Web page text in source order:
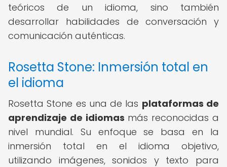
teóricos de un idioma, sino también
desarrollar habilidades de conversación y
comunicación auténticas.
Rosetta Stone: Inmersión total en
el idioma
Rosetta Stone es una de las plataformas de
aprendizaje de idiomas más reconocidas a
nivel mundial. Su enfoque se basa en la
inmersión total en el idioma objetivo,
utilizando imágenes, sonidos y texto para